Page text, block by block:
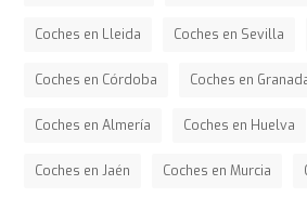
Coches en Lleida Coches en Sevilla
Coches en Córdoba Coches en
Coches en Almería Coches en Huelva
Coches en Jaén Coches en Murcia